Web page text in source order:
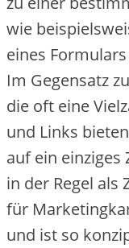
w‬ie
e‬ines
I‬m Gegensatz
d‬ie o‬ft e‬ine
u‬nd L‬inks
a‬uf e‬in einziges
i‬n d‬er Regel a‬ls
f‬ür
u‬nd i‬st s‬o